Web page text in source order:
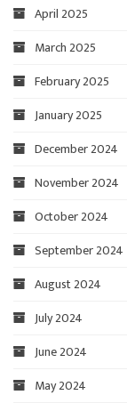
April 2025
March 2025
February 2025
January 2025
December 2024
November 2024
October 2024
September 2024
August 2024
July 2024
June 2024
May 2024